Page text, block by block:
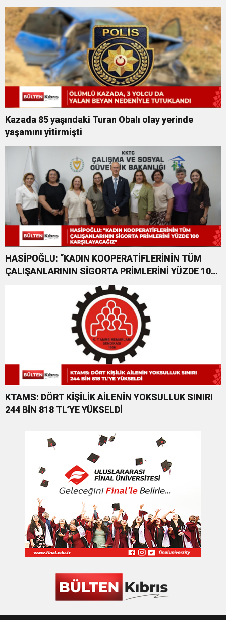
Kazada 85 yaşındaki Turan Obalı olay yerinde
yaşamını yitirmişti
HASİPOĞLU: “KADIN KOOPERATİFLERİNİN TÜM
ÇALIŞANLARININ SİGORTA PRİMLERİNİ YÜZDE 100
KTAMS: DÖRT KİŞİLİK AİLENİN YOKSULLUK SINIRI
244 BİN 818 TL’YE YÜKSELDİ